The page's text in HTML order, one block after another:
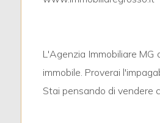
L'Agenzia Immobiliare
immobile. Proverai
Stai pensando di vendere
opzioni
multiscelta